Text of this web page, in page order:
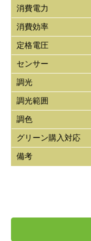
消費電力
消費効率
定格電圧
センサー
調光
調光範囲
調色
グリーン購入対応
備考